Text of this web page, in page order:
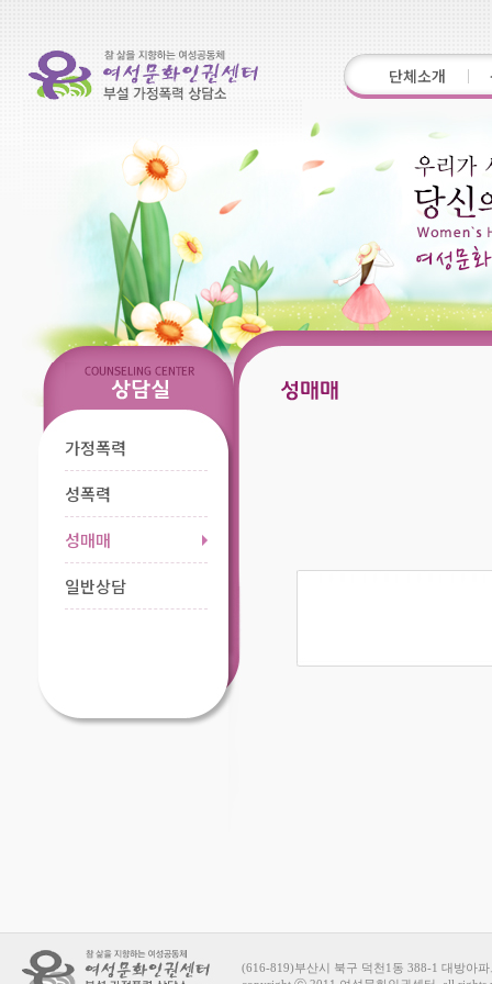
단체소개
가정폭력
성폭력
성매매
일반상담
(616-819)부산시 북구 덕천1동 388-1 대방아